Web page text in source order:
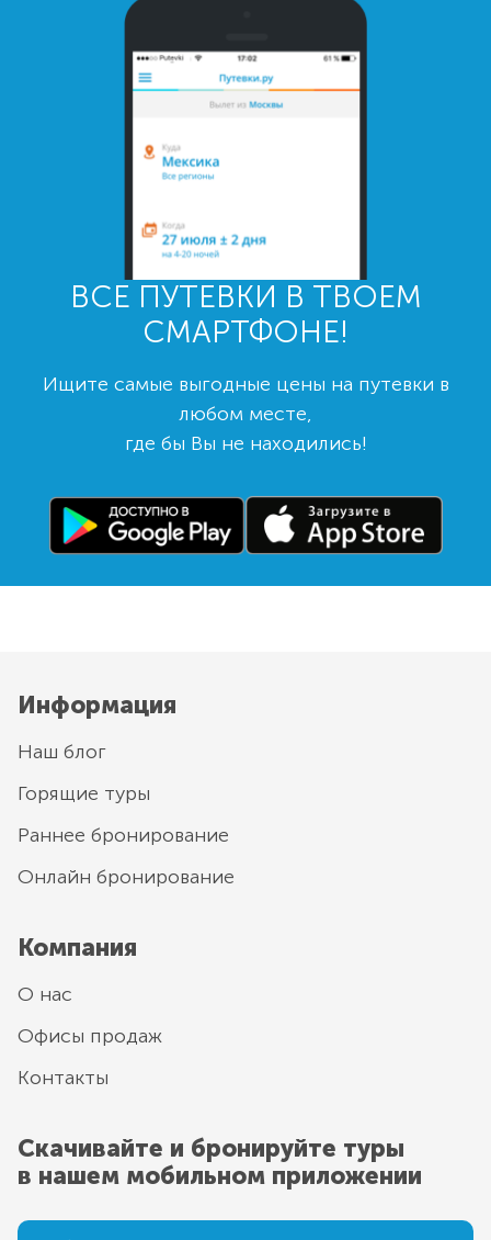
ВСЕ ПУТЕВКИ В ТВОЕМ
СМАРТФОНЕ!
Ищите самые выгодные цены на путевки в
любом месте,
где бы Вы не находились!
Информация
Наш блог
Горящие туры
Раннее бронирование
Онлайн бронирование
Компания
О нас
Офисы продаж
Контакты
Скачивайте и бронируйте туры
в нашем мобильном приложении